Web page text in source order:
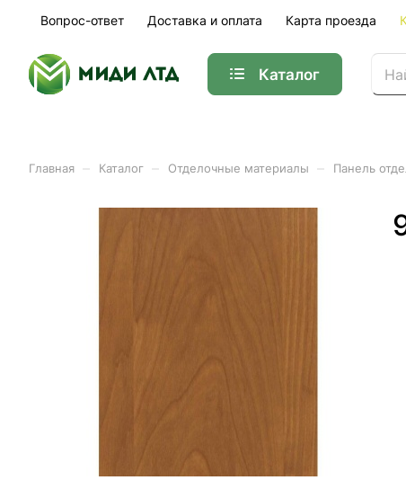
Вопрос-ответ Доставка и оплата Карта проезда
Каталог
Главная Каталог Отделочные материалы Панель
Панель отделочная
Все товары категории